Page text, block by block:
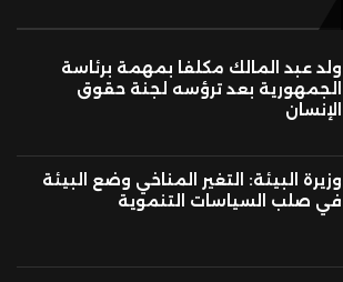
ولد عبد المالك مكلفا بمهمة برئاسة
الجمهورية بعد ترؤسه لجنة حقوق
الإنسان
وزيرة البيئة: التغير المناخي وضع البيئة
في صلب السياسات التنموية